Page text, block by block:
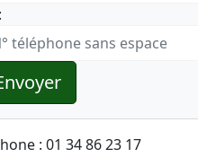
: 01 34 86 23 17